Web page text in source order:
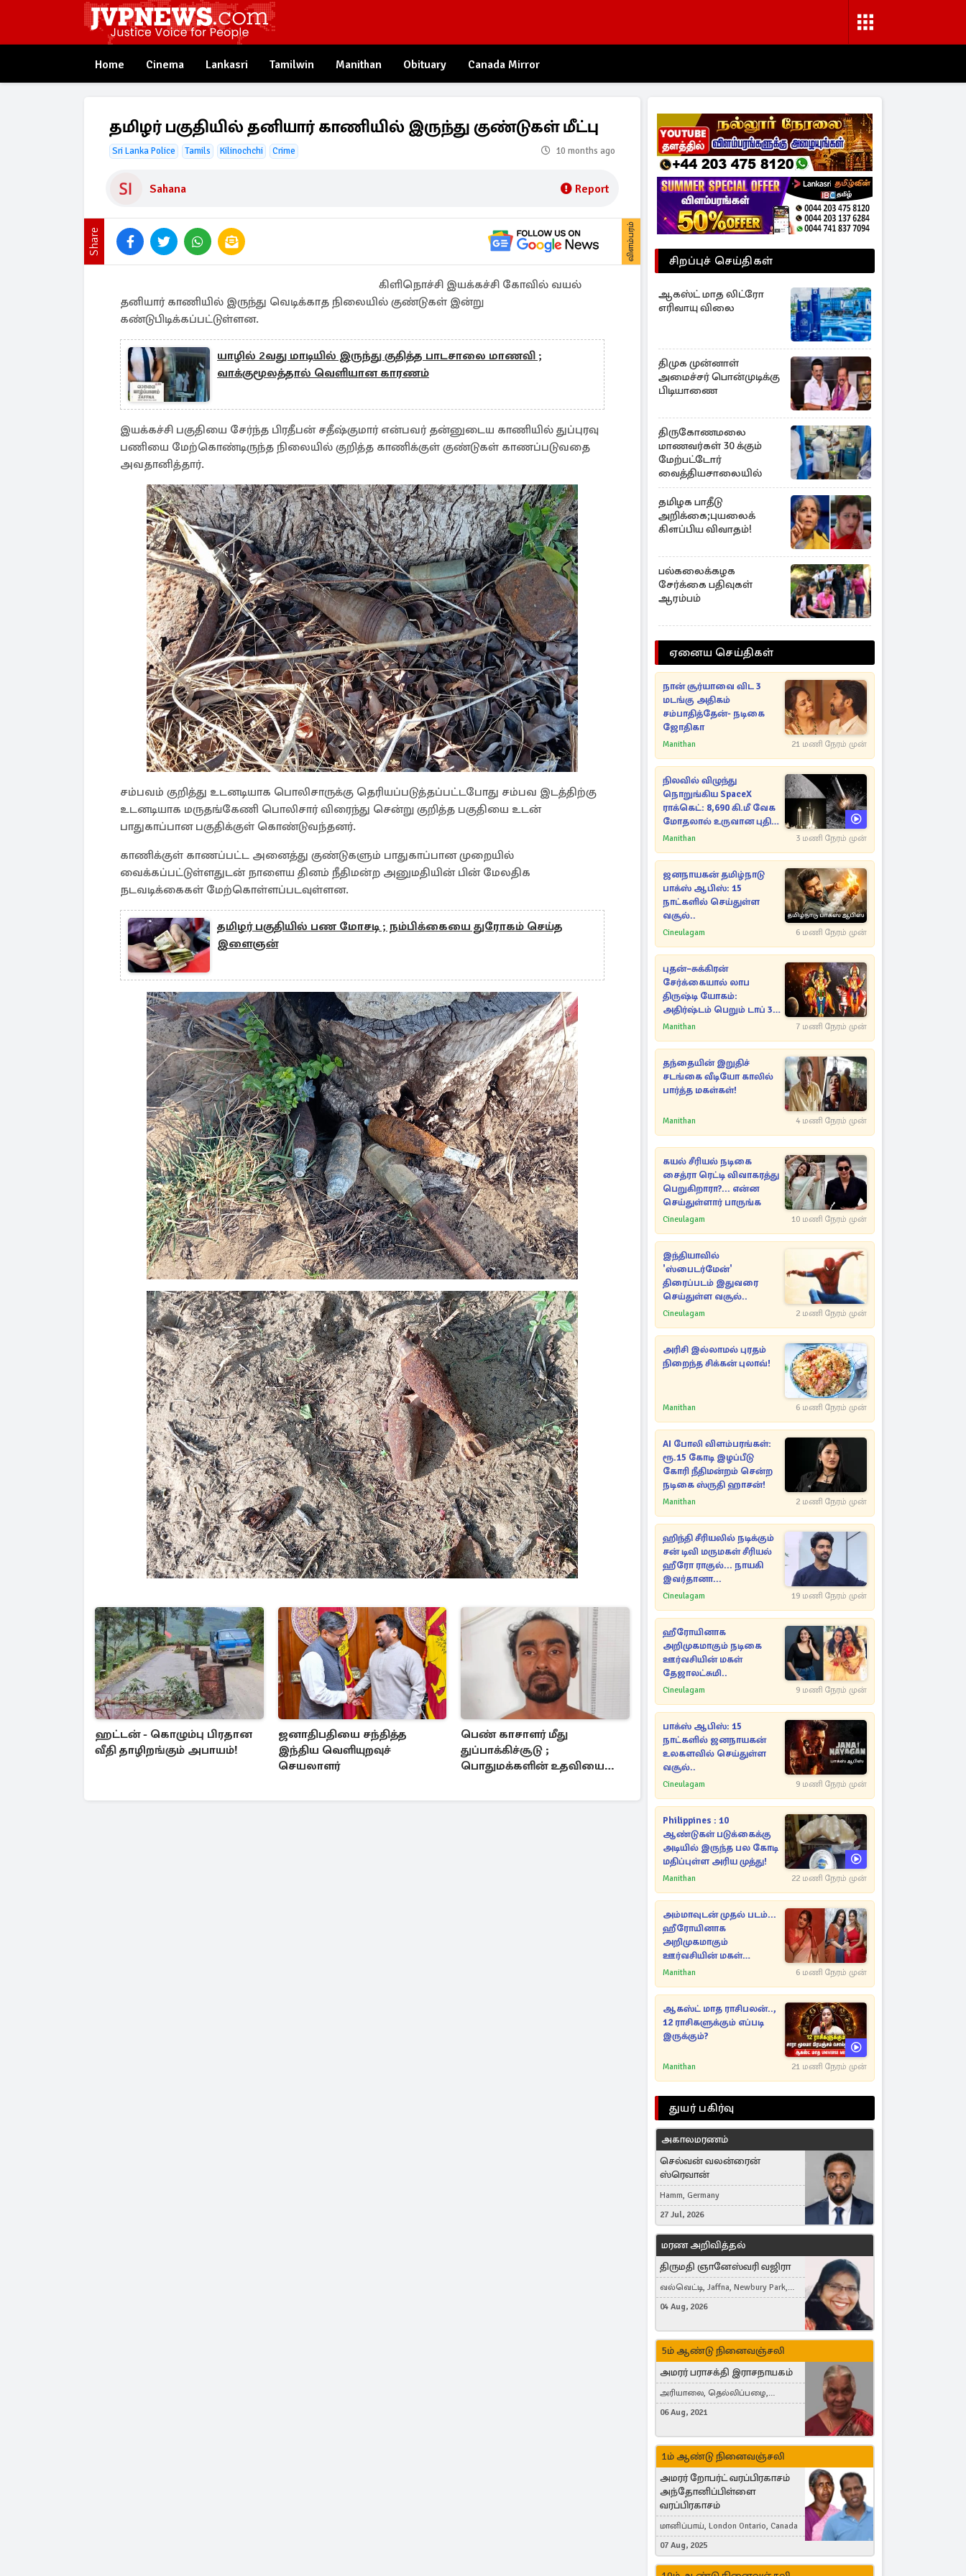
Home Cinema Lankasri Tamilwin Manithan Obituary Canada Mirror
தமிழர் பகுதியில் தனியார் காணியில் இருந்து குண்டுகள் மீட்பு
Sri Lanka Police Tamils Kilinochchi Crime 10 months ago
Sahana Report
Share விளம்பரம்
கிளிநொச்சி இயக்கச்சி கோவில் வயல்
தனியார் காணியில் இருந்து வெடிக்காத நிலையில் குண்டுகள் இன்று
கண்டுபிடிக்கப்பட்டுள்ளன.
யாழில் 2வது மாடியில் இருந்து குதித்த பாடசாலை மாணவி ;
வாக்குமூலத்தால் வெளியான காரணம்
இயக்கச்சி பகுதியை சேர்ந்த பிரதீபன் சதீஷ்குமார் என்பவர் தன்னுடைய காணியில் துப்புரவு
பணியை மேற்கொண்டிருந்த நிலையில் குறித்த காணிக்குள் குண்டுகள் காணப்படுவதை
அவதானித்தார்.
சம்பவம் குறித்து உடனடியாக பொலிசாருக்கு தெரியப்படுத்தப்பட்டபோது சம்பவ இடத்திற்கு
உடனடியாக மருதங்கேணி பொலிசார் விரைந்து சென்று குறித்த பகுதியை உடன்
பாதுகாப்பான பகுதிக்குள் கொண்டுவந்தனர்.
காணிக்குள் காணப்பட்ட அனைத்து குண்டுகளும் பாதுகாப்பான முறையில்
வைக்கப்பட்டுள்ளதுடன் நாளைய தினம் நீதிமன்ற அனுமதியின் பின் மேலதிக
நடவடிக்கைகள் மேற்கொள்ளப்படவுள்ளன.
தமிழர் பகுதியில் பண மோசடி ; நம்பிக்கையை துரோகம் செய்த
இளைஞன்
ஹட்டன் - கொழும்பு பிரதான
வீதி தாழிறங்கும் அபாயம்!
ஜனாதிபதியை சந்தித்த
இந்திய வெளியுறவுச்
செயலாளர்
பெண் காசாளர் மீது
துப்பாக்கிச்சூடு ;
பொதுமக்களின் உதவியை
சிறப்புச் செய்திகள்
ஆகஸ்ட் மாத லிட்ரோ
எரிவாயு விலை
திமுக முன்னாள்
அமைச்சர் பொன்முடிக்கு
பிடியாணை
திருகோணமலை
மாணவர்கள் 30 க்கும்
மேற்பட்டோர்
வைத்தியசாலையில்
தமிழக பாதீடு
அறிக்கை;புயலைக்
கிளப்பிய விவாதம்!
பல்கலைக்கழக
சேர்க்கை பதிவுகள்
ஆரம்பம்
ஏனைய செய்திகள்
நான் சூர்யாவை விட 3
மடங்கு அதிகம்
சம்பாதித்தேன்- நடிகை
ஜோதிகா
Manithan 21 மணி நேரம் முன்
நிலவில் விழுந்து
நொறுங்கிய SpaceX
ராக்கெட்: 8,690 கி.மீ வேக
மோதலால் உருவான புதிய
பள்ளம்!
Manithan 3 மணி நேரம் முன்
ஜனநாயகன் தமிழ்நாடு
பாக்ஸ் ஆபிஸ்: 15
நாட்களில் செய்துள்ள
வசூல்..
Cineulagam 6 மணி நேரம் முன்
புதன்–சுக்கிரன்
சேர்க்கையால் லாப
திருஷ்டி யோகம்:
அதிர்ஷ்டம் பெறும் டாப் 3
ராசிகள்!
Manithan 7 மணி நேரம் முன்
தந்தையின் இறுதிச்
சடங்கை வீடியோ காலில்
பார்த்த மகள்கள்!
Manithan 4 மணி நேரம் முன்
கயல் சீரியல் நடிகை
சைத்ரா ரெட்டி விவாகரத்து
பெறுகிறாரா?... என்ன
செய்துள்ளார் பாருங்க
Cineulagam 10 மணி நேரம் முன்
இந்தியாவில்
'ஸ்பைடர்மேன்'
திரைப்படம் இதுவரை
செய்துள்ள வசூல்..
Cineulagam 2 மணி நேரம் முன்
அரிசி இல்லாமல் புரதம்
நிறைந்த சிக்கன் புலாவ்!
Manithan 6 மணி நேரம் முன்
AI போலி விளம்பரங்கள்:
ரூ.15 கோடி இழப்பீடு
கோரி நீதிமன்றம் சென்ற
நடிகை ஸ்ருதி ஹாசன்!
Manithan 2 மணி நேரம் முன்
ஹிந்தி சீரியலில் நடிக்கும்
சன் டிவி மருமகள் சீரியல்
ஹீரோ ராகுல்... நாயகி
இவர்தானா...
Cineulagam 19 மணி நேரம் முன்
ஹீரோயினாக
அறிமுகமாகும் நடிகை
ஊர்வசியின் மகள்
தேஜாலட்சுமி..
Cineulagam 9 மணி நேரம் முன்
பாக்ஸ் ஆபிஸ்: 15
நாட்களில் ஜனநாயகன்
உலகளவில் செய்துள்ள
வசூல்..
Cineulagam 9 மணி நேரம் முன்
Philippines : 10
ஆண்டுகள் படுக்கைக்கு
அடியில் இருந்த பல கோடி
மதிப்புள்ள அரிய முத்து!
Manithan 22 மணி நேரம் முன்
அம்மாவுடன் முதல் படம்...
ஹீரோயினாக
அறிமுகமாகும்
ஊர்வசியின் மகள்
தேஜலட்சுமி!
Manithan 6 மணி நேரம் முன்
ஆகஸ்ட் மாத ராசிபலன்..,
12 ராசிகளுக்கும் எப்படி
இருக்கும்?
Manithan 21 மணி நேரம் முன்
துயர் பகிர்வு
அகாலமரணம்
செல்வன் வலன்ரைன்
ஸ்ரெவான்
Hamm, Germany
27 Jul, 2026
மரண அறிவித்தல்
திருமதி ஞானேஸ்வரி வஜிரா
வல்வெட்டி, Jaffna, Newbury Park,
United Kingdom
04 Aug, 2026
5ம் ஆண்டு நினைவஞ்சலி
அமரர் பராசக்தி இராசநாயகம்
அரியாலை, தெல்லிப்பழை,
Montreal, Canada
06 Aug, 2021
1ம் ஆண்டு நினைவஞ்சலி
அமரர் றோபர்ட் வரப்பிரகாசம்
அந்தோனிப்பிள்ளை
வரப்பிரகாசம்
மானிப்பாய், London Ontario, Canada
07 Aug, 2025